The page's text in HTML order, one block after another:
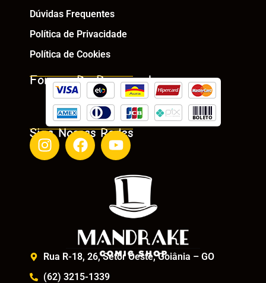
Dúvidas Frequentes
Política de Privacidade
Política de Cookies
Formas De Pagamento
Siga Nossas Redes
Rua R-18, 26, Setor Oeste, Goiânia – GO
(62) 3215-1339